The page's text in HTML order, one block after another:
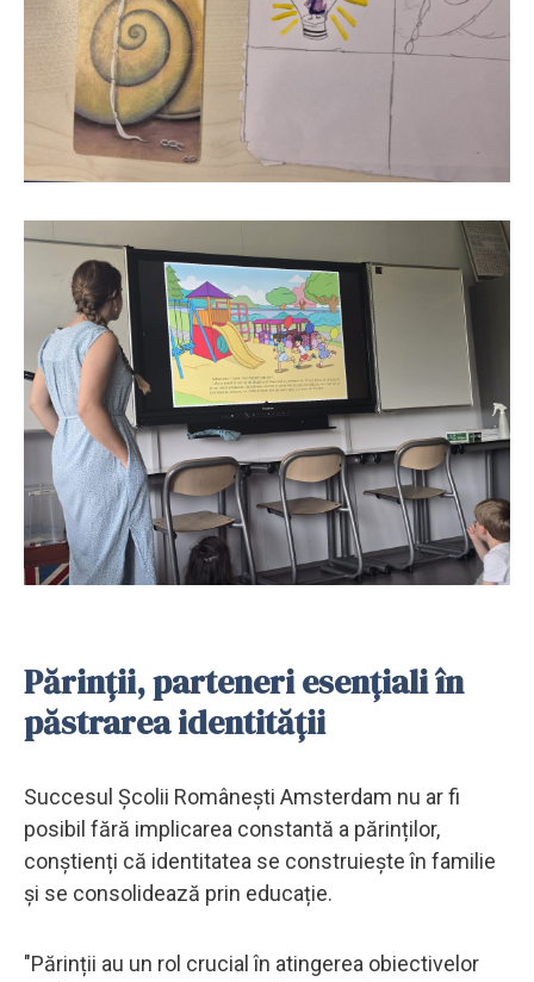
Părinții, parteneri esențiali în
păstrarea identității
Succesul Școlii Românești Amsterdam nu ar fi
posibil fără implicarea constantă a părinților,
conștienți că identitatea se construiește în familie
și se consolidează prin educație.
"Părinții au un rol crucial în atingerea obiectivelor